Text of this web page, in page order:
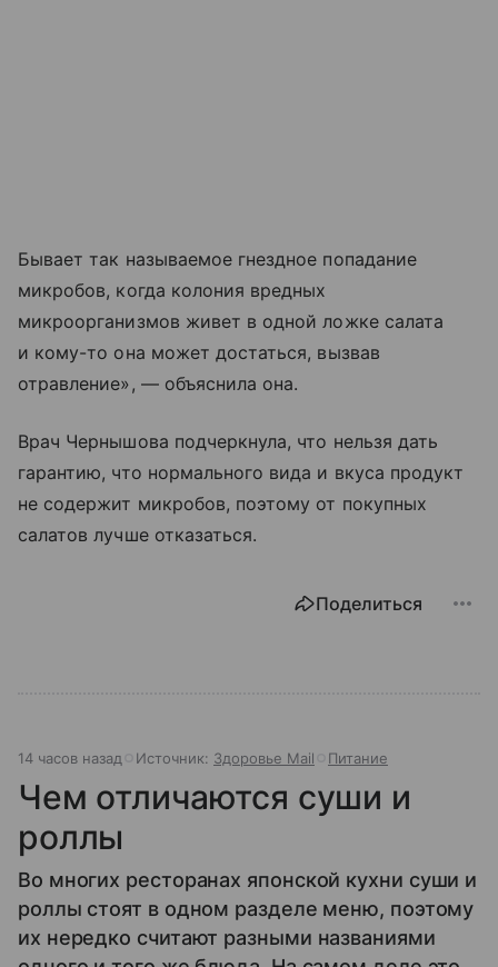
Бывает так называемое гнездное попадание
микробов, когда колония вредных
микроорганизмов живет в одной ложке салата
и кому-то она может достаться, вызвав
отравление», — объяснила она.
Врач Чернышова подчеркнула, что нельзя дать
гарантию, что нормального вида и вкуса продукт
не содержит микробов, поэтому от покупных
салатов лучше отказаться.
Поделиться
14 часов назад Источник: Здоровье Mail Питание
Чем отличаются суши и
роллы
Во многих ресторанах японской кухни суши и
роллы стоят в одном разделе меню, поэтому
их нередко считают разными названиями